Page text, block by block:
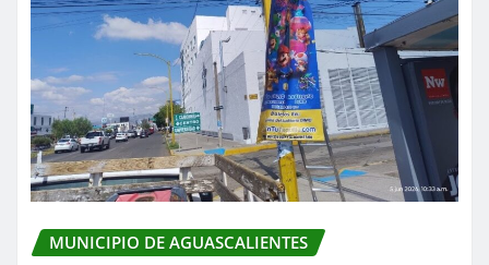
MUNICIPIO DE AGUASCALIENTES